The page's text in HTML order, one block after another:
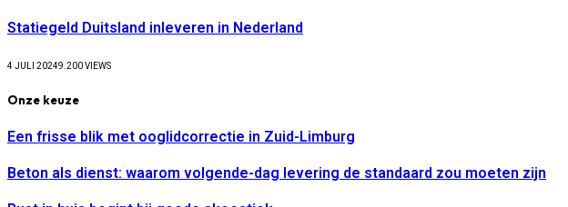
Statiegeld Duitsland inleveren in Nederland
4 JULI 20249.200VIEWS
Onze keuze
Een frisse blik met ooglidcorrectie in Zuid-Limburg
Beton als dienst: waarom volgende-dag levering de standaard zou moeten zijn